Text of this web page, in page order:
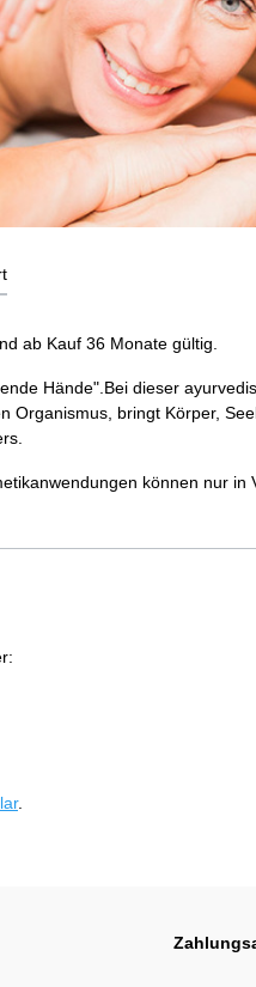
ab Kauf 36 Monate gültig.
Hände".Bei dieser
Organismus, bringt Körper,
können nur
.